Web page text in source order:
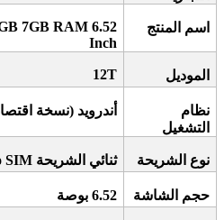
اسم المنتج
7GB RAM 6.52
Inch
الموديل 12T
نظام
التشغيل
أندرويد (نسخة
نوع الشريحة ثنائي الشريحة Dual SIM Nano SIM
حجم الشاشة 6.52 بوصة